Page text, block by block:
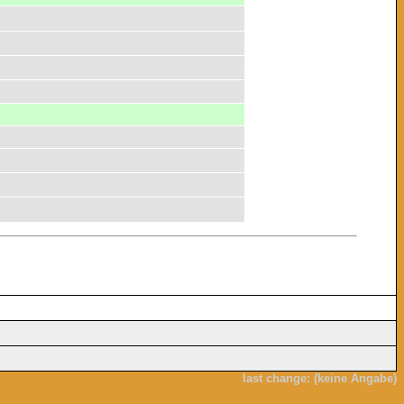
last change: (keine Angabe)